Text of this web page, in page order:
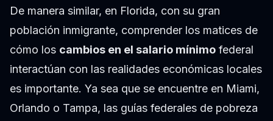
De manera similar, en Florida, con su gran
población inmigrante, comprender los matices de
cómo los cambios en el salario mínimo federal
interactúan con las realidades económicas locales
es importante. Ya sea que se encuentre en Miami,
Orlando o Tampa, las guías federales de pobreza